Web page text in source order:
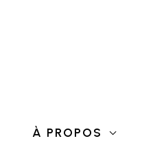
À PROPOS